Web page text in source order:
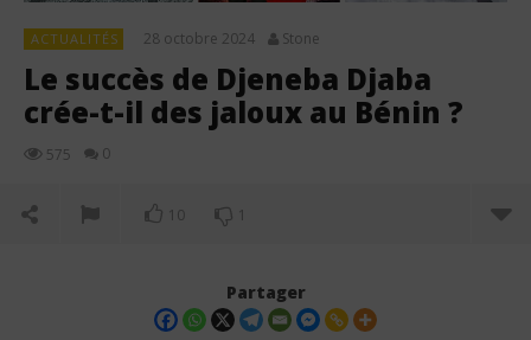
ACTUALITÉS 28 octobre 2024 Stone
Le succès de Djeneba Djaba
crée-t-il des jaloux au Bénin ?
575 0
10 1
Partager